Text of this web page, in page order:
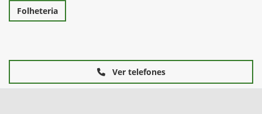
Folheteria
Ver telefones